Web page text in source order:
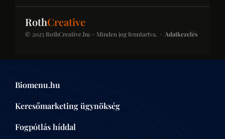
IPAR & JOG & PÉNZÜGY
Konténer bérlési platform építkezésekhez és
felújításokhoz. SEO-optimalizált kategóriaoldalak a
helyi keresésekben.
ÉPÍTŐIPAR
RothCreative
© 2025 RothCreative.hu – Minden jog fenntartva. · Adatkezelés
Biomenu.hu
Keresőmarketing ügynökség
Fogpótlás híddal